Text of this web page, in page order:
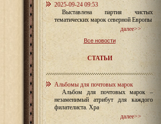
2025-09-24 09:53
Выставлена партия чистых
тематических марок северной Европы
далее>>
Все новости
СТАТЬИ
Альбомы для почтовых марок
Альбом для почтовых марок –
незаменимый атрибут для каждого
филателиста. Хра
далее>>